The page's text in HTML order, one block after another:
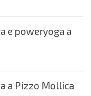
e poweryoga a
a Pizzo Mollica